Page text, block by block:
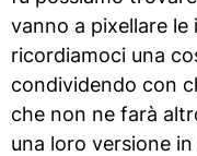
vanno a pixellare le
ricordiamoci una
condividendo con
che non ne farà
una loro versione